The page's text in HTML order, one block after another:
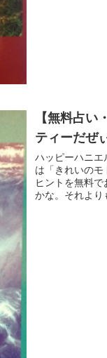
【無料占
ティーだぜ
ハッピーハニエ
は「きれいのモ
ヒントを無料
かな。それより